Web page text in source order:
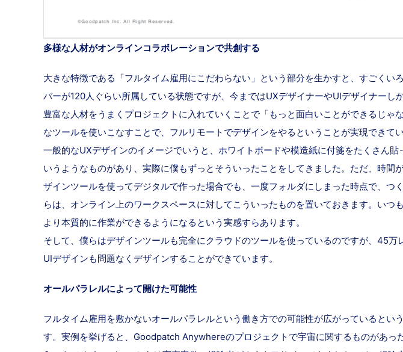
多様な人材がオンラインコラボレーションで共創する
大きな特徴である「フルタイム雇用にこだわらない」という部分を生かすと、すごく
バーが120人ぐらい所属している状態ですが、今まではUXデザイナーやUIデザイナー
豊富な人材をうまくプロジェクトに入れていくことで「もっと面白いことができるじ
なツールを使いこなすことで、フルリモートでデザインをやるということが実現できてい
一般的なUXデザインのイメージでいうと、ホワイトボードや模造紙に付箋をたくさん
いうようなものがあり、実際に僕もずっとそういったことをしてきました。ただ、時
ザインツールを使ってデジタルで作った場合でも、一度フォルダにしまった時点で、
らは、オンライン上のワークスペースに対してこういったものを置いておきます。い
より本質的に作業ができるようになるという実感すらあります。
そして、僕らはデザインツールも完全にクラウドのツールを使っているのですが、45
UIデザインも問題なくデザインすることができています。
オールパラレルによって開けた可能性
フルタイム雇用を敷かないオールパラレルという働き方での可能性が広がっていると
す。実例を挙げると、Goodpatch Anywhereのプロジェクトで宇宙に関するものがあっ